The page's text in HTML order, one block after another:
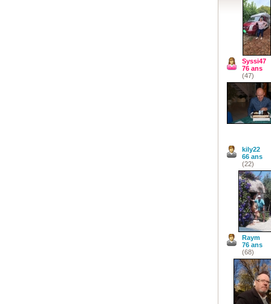
Syssi47
76 ans
(47)
kily22
66 ans
(22)
Raym
76 ans
(68)